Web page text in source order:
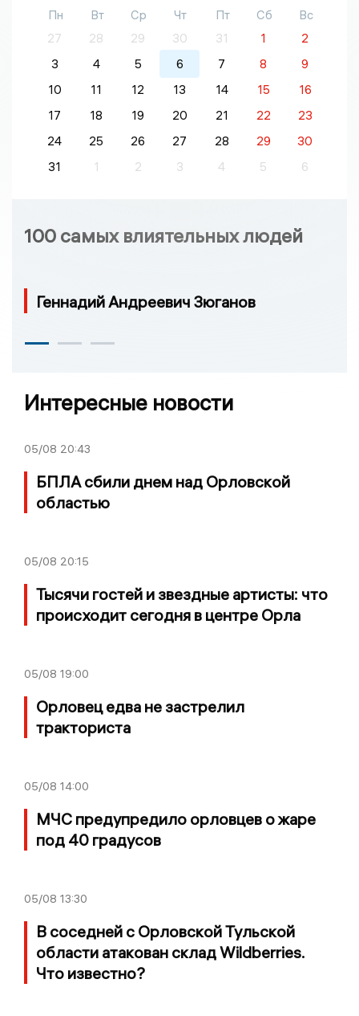
Пн Вт Ср Чт Пт Сб
Вс
27
28 29 30 31 1
2
3
4 5 6 7 8
9
10
11 12 13 14 15
16
17
18 19 20 21 22
23
24
25 26 27 28 29
30
31
1 2 3 4 5 6
100 самых влиятельных людей
Геннадий Андреевич Зюганов
Интересные новости
05/08 20:43
БПЛА сбили днем над Орловской
областью
05/08 20:15
Тысячи гостей и звездные артисты: что
происходит сегодня в центре Орла
05/08 19:00
Орловец едва не застрелил
тракториста
05/08 14:00
МЧС предупредило орловцев о жаре
под 40 градусов
05/08 13:30
В соседней с Орловской Тульской
области атакован склад Wildberries.
Что известно?